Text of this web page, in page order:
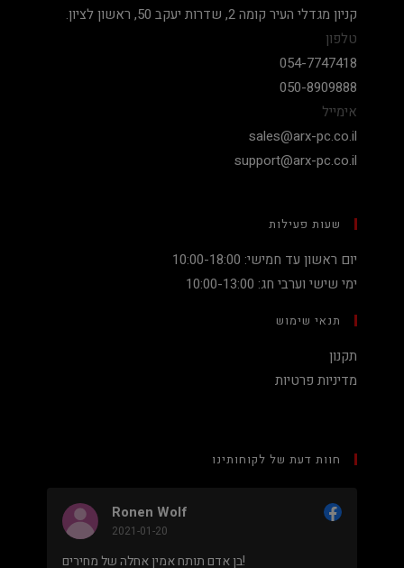
קניון מגדלי העיר קומה 2, שדרות יעקב 50, ראשון לציון.
טלפון
054-7747418
050-8909888
אימייל
sales@arx-pc.co.il
support@arx-pc.co.il
שעות פעילות
יום ראשון עד חמישי: 10:00-18:00
ימי שישי וערבי חג: 10:00-13:00
תנאי שימוש
תקנון
מדיניות פרטיות
חוות דעת של לקוחותינו
Ronen Wolf
2021-01-20
בן אדם תותח אמין אחלה של מחירים!